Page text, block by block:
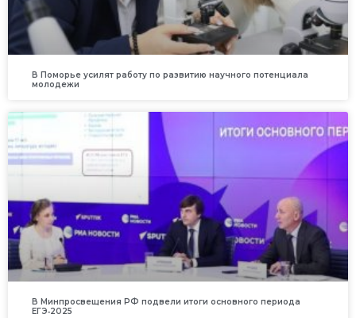
В Поморье усилят работу по развитию научного потенциала
молодежи
В Минпросвещения РФ подвели итоги основного периода
ЕГЭ‑2025